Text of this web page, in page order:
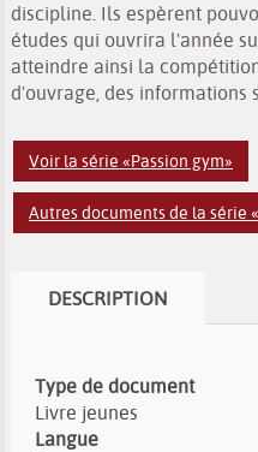
discipline. Ils espèrent
études qui ouvrira l'année
atteindre ainsi la
d'ouvrage, des informations
Voir la série «Passion gym»
Autres documents de la série
DESCRIPTION
Type de document
Livre jeunes
Langue